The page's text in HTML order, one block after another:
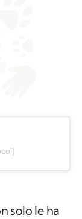
solo le ha